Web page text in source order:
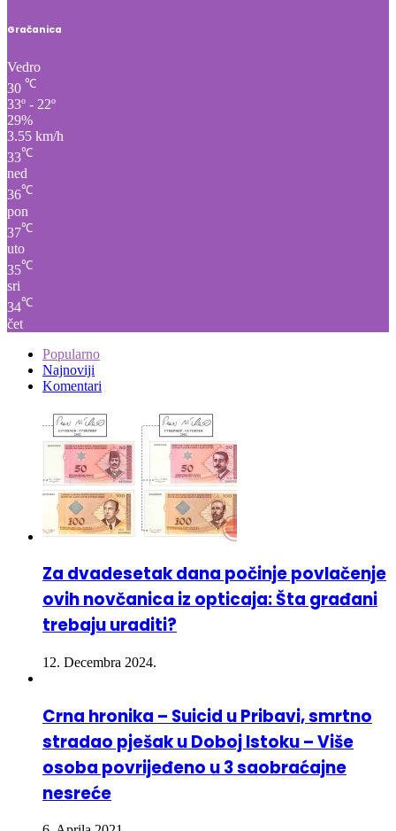
Vedro
33º - 22º
29%
3.55 km/h
33℃
ned
36 ℃
pon
37 ℃
uto
35 ℃
sri
34 ℃
čet
Komentari
Za dvadesetak dana počinje povlačenje
ovih novčanica iz opticaja: Šta građani
trebaju uraditi?
12. Decembra 2024.
stradao pješak u Doboj Istoku – Više
osoba povrijeđeno u 3 saobraćajne
nesreće
6. Aprila 2021.